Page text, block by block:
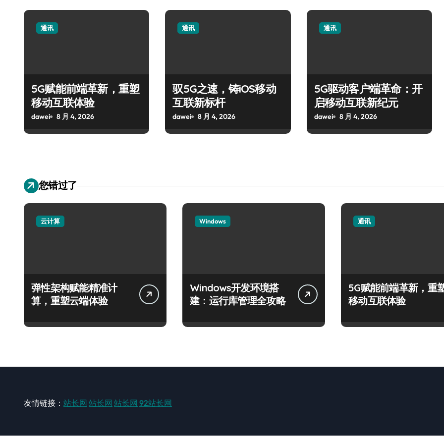
通讯
5G赋能前端革新，重塑
移动互联体验
dawei 8 月 4, 2026
通讯
驭5G之速，铸iOS移动
互联新标杆
dawei 8 月 4, 2026
通讯
5G驱动客户端革命：开
启移动互联新纪元
dawei 8 月 4, 2026
您错过了
云计算
弹性架构赋能精准计
算，重塑云端体验
Windows
Windows开发环境搭
建：运行库管理全攻略
通讯
5G赋能前端革新，重
移动互联体验
友情链接： 站长网 站长网 站长网 92站长网